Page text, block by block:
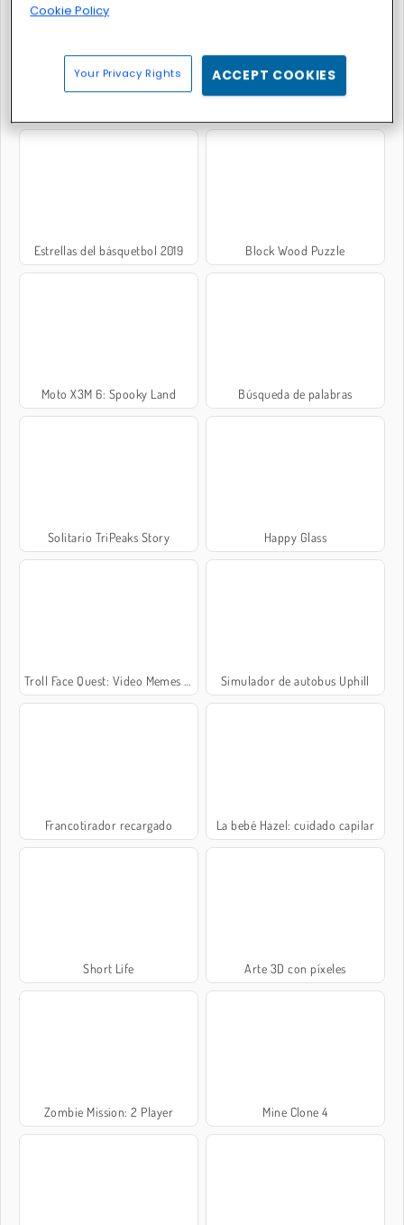
Estrellas del básquetbol 2019 Block Wood Puzzle
Moto X3M 6: Spooky Land Búsqueda de palabras
Solitario TriPeaks Story Happy Glass
Troll Face Quest: Video Memes and TV Shows: Part 1 Simulador de autobus Uphill
Francotirador recargado La bebé Hazel: cuidado capilar
Short Life Arte 3D con píxeles
Zombie Mission: 2 Player Mine Clone 4
Cookie Policy
Your Privacy Rights ACCEPT COOKIES